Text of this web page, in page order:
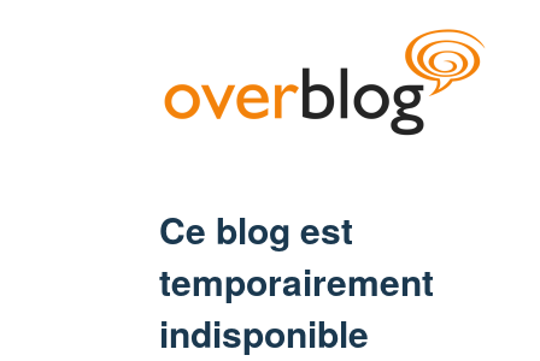
Ce blog est
temporairement
indisponible